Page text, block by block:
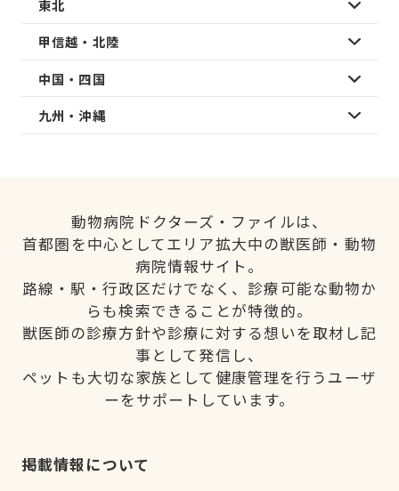
東北
甲信越・北陸
中国・四国
九州・沖縄
動物病院ドクターズ・ファイルは、
首都圏を中心としてエリア拡大中の獣医師・動物
病院情報サイト。
路線・駅・行政区だけでなく、診療可能な動物か
らも検索できることが特徴的。
獣医師の診療方針や診療に対する想いを取材し記
事として発信し、
ペットも大切な家族として健康管理を行うユーザ
ーをサポートしています。
掲載情報について